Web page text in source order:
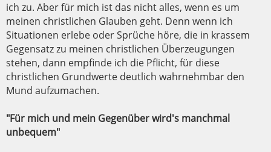
ich zu. Aber für mich ist das nicht alles, wenn es um
meinen christlichen Glauben geht. Denn wenn ich
Situationen erlebe oder Sprüche höre, die in krassem
Gegensatz zu meinen christlichen Überzeugungen
stehen, dann empfinde ich die Pflicht, für diese
christlichen Grundwerte deutlich wahrnehmbar den
Mund aufzumachen.
"Für mich und mein Gegenüber wird's manchmal
unbequem"